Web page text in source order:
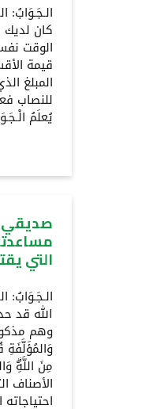
كان لديك
الوقت
قيمة
المبلغ
يُعلَمُ
صديقي
التي
الله قد
وهم
الأصناف